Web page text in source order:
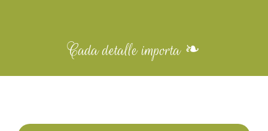
Cada detalle importa ❧